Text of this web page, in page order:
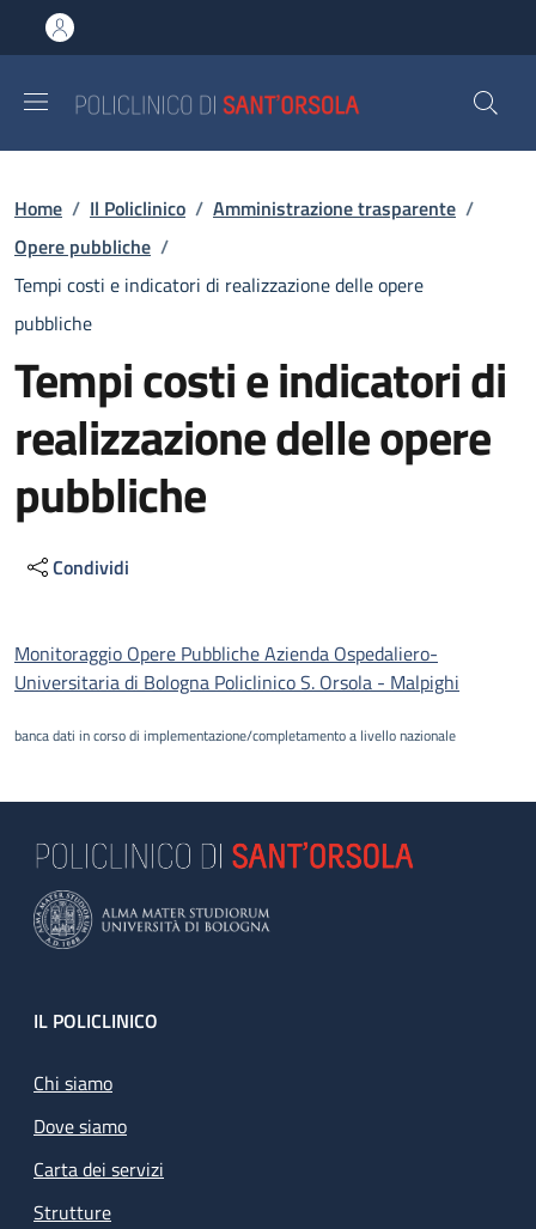
al contenuto principale
to footer content
Briciole di pane
Home / Il Policlinico / Amministrazione trasparente /
Opere pubbliche /
Tempi costi e indicatori di realizzazione delle opere
pubbliche
Tempi costi e indicatori di
realizzazione delle opere
pubbliche
Condividi
Descrizione
Monitoraggio Opere Pubbliche Azienda Ospedaliero-
Universitaria di Bologna Policlinico S. Orsola - Malpighi
banca dati in corso di implementazione/completamento a livello nazionale
Footer
IL POLICLINICO
Chi siamo
Dove siamo
Carta dei servizi
Strutture